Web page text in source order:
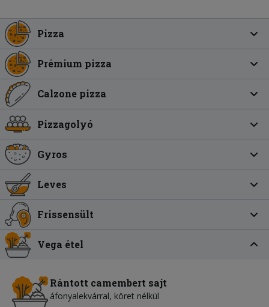
Pizza
Prémium pizza
Calzone pizza
Pizzagolyó
Gyros
Leves
Frissensült
Vega étel
Rántott camembert sajt
áfonyalekvárral, köret nélkül